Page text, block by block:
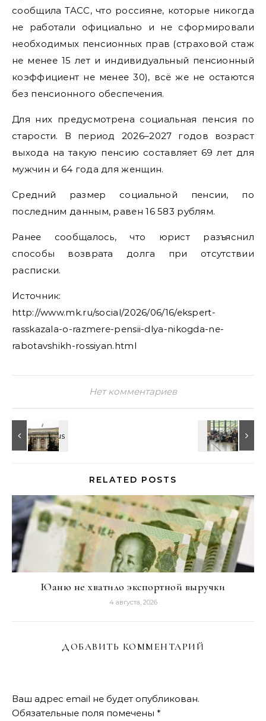
сообщила ТАСС, что россияне, которые никогда
не работали официально и не сформировали
необходимых пенсионных прав (страховой стаж
не менее 15 лет и индивидуальный пенсионный
коэффициент не менее 30), всё же не остаются
без пенсионного обеспечения.
Для них предусмотрена социальная пенсия по
старости. В период 2026–2027 годов возраст
выхода на такую пенсию составляет 69 лет для
мужчин и 64 года для женщин.
Средний размер социальной пенсии, по
последним данным, равен 16 583 рублям.
Ранее сообщалось, что юрист разъяснил
способы возврата долга при отсутствии
расписки.
Источник:
http://www.mk.ru/social/2026/06/16/ekspert-
rasskazala-o-razmere-pensii-dlya-nikogda-ne-
rabotavshikh-rossiyan.html
Нет комментариев
RELATED POSTS
Юаню не хватило экспортной выручки
4 августа, 2026
ДОБАВИТЬ КОММЕНТАРИЙ
Ваш адрес email не будет опубликован.
Обязательные поля помечены *